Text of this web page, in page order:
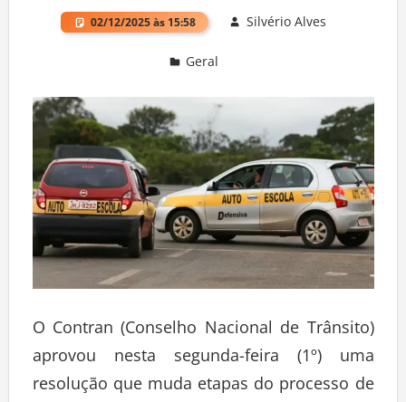
02/12/2025 às 15:58 Silvério Alves
Geral
O Contran (Conselho Nacional de Trânsito)
aprovou nesta segunda-feira (1º) uma
resolução que muda etapas do processo de